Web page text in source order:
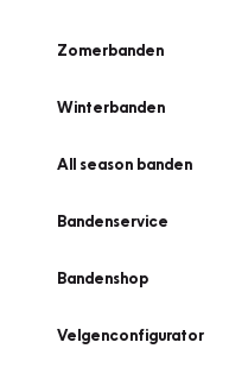
Zomerbanden
Winterbanden
All season banden
Bandenservice
Bandenshop
Velgenconfigurator